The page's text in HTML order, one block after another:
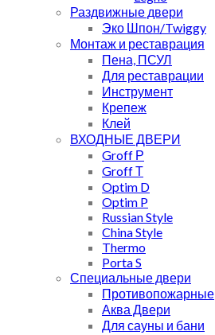
Раздвижные двери
Эко Шпон/Twiggy
Монтаж и реставрация
Пена, ПСУЛ
Для реставрации
Инструмент
Крепеж
Клей
ВХОДНЫЕ ДВЕРИ
Groff Р
Groff Т
Optim D
Optim P
Russian Style
China Style
Thermo
Porta S
Специальные двери
Противопожарные
Аква Двери
Для сауны и бани